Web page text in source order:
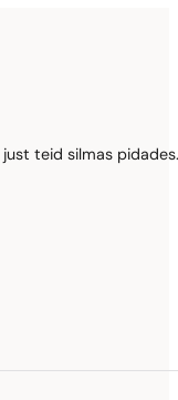
teid silmas